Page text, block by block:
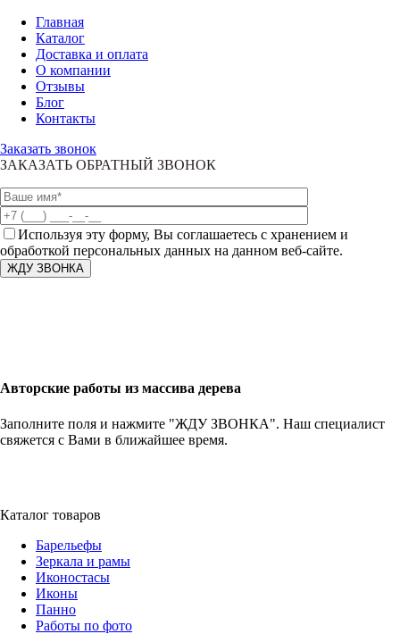
Главная
Каталог
Доставка и оплата
О компании
Отзывы
Блог
Контакты
Заказать звонок
ЗАКАЗАТЬ ОБРАТНЫЙ ЗВОНОК
Используя эту форму, Вы соглашаетесь с хранением и
обработкой персональных данных на данном веб-сайте.
Авторские работы из массива дерева
Заполните поля и нажмите "ЖДУ ЗВОНКА". Наш специалист
свяжется с Вами в ближайшее время.
Каталог товаров
Барельефы
Зеркала и рамы
Иконостасы
Иконы
Панно
Работы по фото